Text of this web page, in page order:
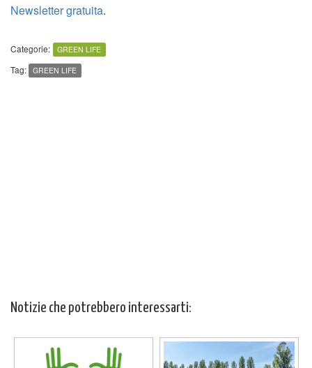
Newsletter gratuita.
Categorie: GREEN LIFE
Tag: GREEN LIFE
Notizie che potrebbero interessarti: